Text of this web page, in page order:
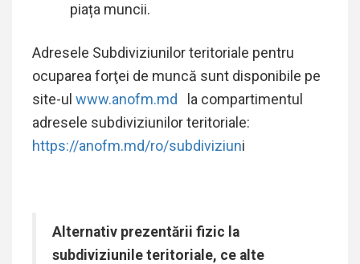
piața muncii.
Adresele Subdiviziunilor teritoriale pentru
ocuparea forţei de muncă sunt disponibile pe
site-ul www.anofm.md la compartimentul
adresele subdiviziunilor teritoriale:
https://anofm.md/ro/subdiviziuni
Alternativ prezentării fizic la
subdiviziunile teritoriale, ce alte